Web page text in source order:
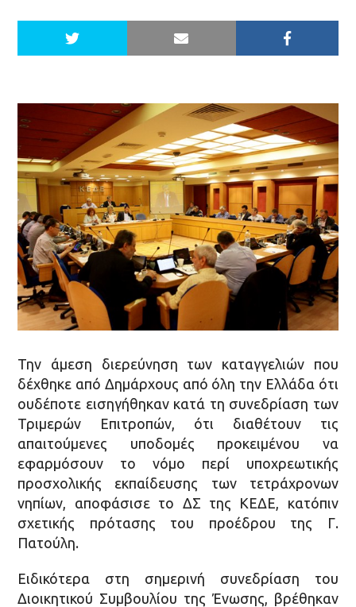
Την άμεση διερεύνηση των καταγγελιών που
δέχθηκε από Δημάρχους από όλη την Ελλάδα ότι
ουδέποτε εισηγήθηκαν κατά τη συνεδρίαση των
Τριμερών Επιτροπών, ότι διαθέτουν τις
απαιτούμενες υποδομές προκειμένου να
εφαρμόσουν το νόμο περί υποχρεωτικής
προσχολικής εκπαίδευσης των τετράχρονων
νηπίων, αποφάσισε το ΔΣ της ΚΕΔΕ, κατόπιν
σχετικής πρότασης του προέδρου της Γ.
Πατούλη.
Ειδικότερα στη σημερινή συνεδρίαση του
Διοικητικού Συμβουλίου της Ένωσης, βρέθηκαν